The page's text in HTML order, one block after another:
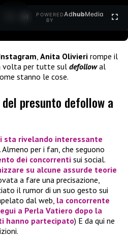
POWERED
BY
AdhubMedia
Anita Olivieri rompe il
volta per tutte sul defollowal
stanno le cose.
presunto defollow a
sta rivelando interessante
. Almeno per i fan, che seguono
dei concorrenti sui social.
su alcune assurde teorie
a fare una precisazione,
il rumor di un suo gesto sui
dal web, la concorrente
a Perla Vatiero dopo la
hanno partecipato) E da qui ne